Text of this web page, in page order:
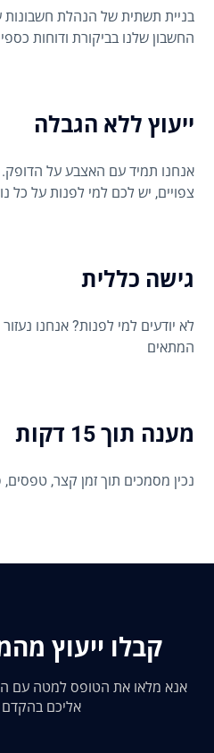
בניית תשתית של הנהלת חשבונות
החשבון שלנו בביקורת ודוחות
ייעוץ ללא הגבלה
אנחנו תמיד עם האצבע על הדופק.
צפויים, יש לכם למי לפנות על כל
גישה כללית
לא יודעים למי לפנות? אנחנו
המתאים
מענה תוך 15 דקות
נכין מסמכים תוך זמן קצר, טפסים,
קבלו ייעוץ
אנא מלאו את הטופס למטה עם
אליכם